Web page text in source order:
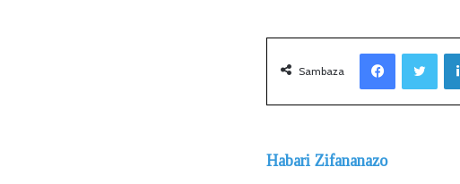
Sambaza
Habari Zifananazo